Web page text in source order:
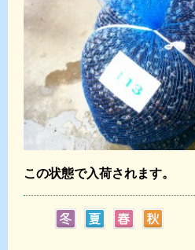
この状態で入荷されます。